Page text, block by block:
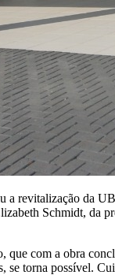
revitalização da
Schmidt,
com a obra
se torna possível.